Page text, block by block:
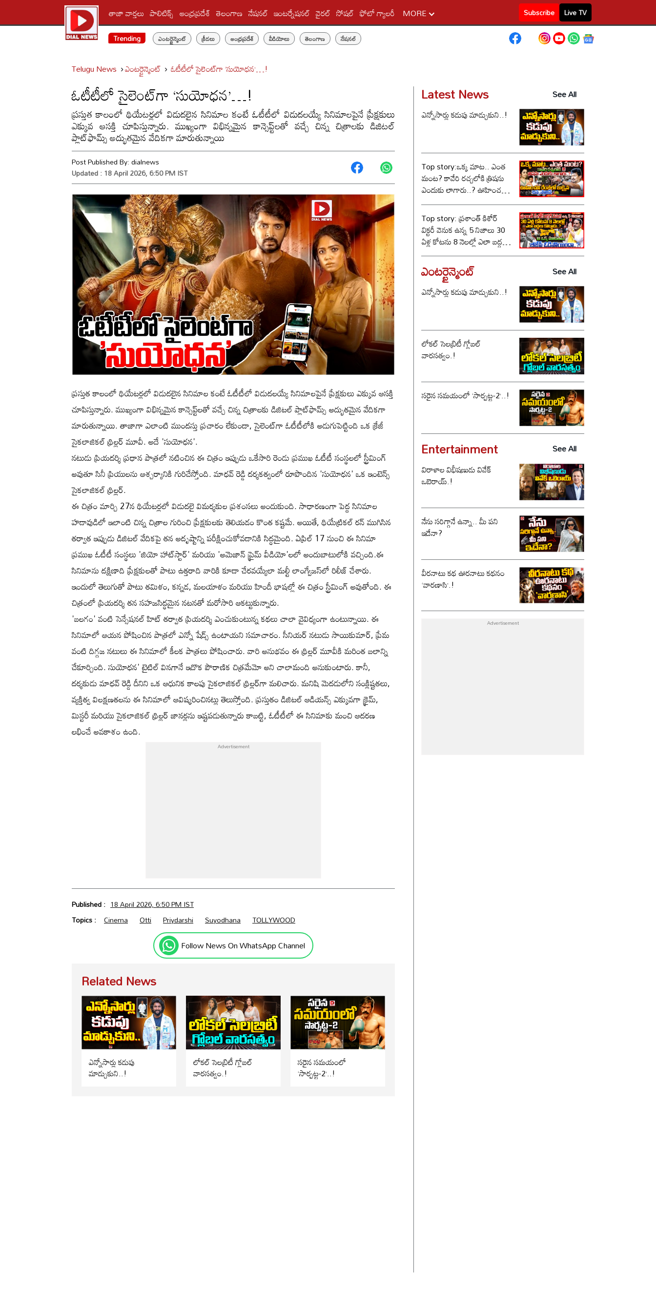
తాజా వార్తలు పాలిటిక్స్‌ ఆంధ్రప్రదేశ్ తెలంగాణ నేషనల్ ఇంటర్నేషనల్ వైరల్ సోషల్ ఫోటో గ్యాలరీ MORE Subscribe
Live TV
Trending
ఎంటర్టైన్మెంట్ క్రీడలు ఆంధ్రప్రదేశ్ వీడియోలు తెలంగాణ నేషనల్
Telugu News ఎంటర్టైన్మెంట్ ఓటీటీలో సైలెంట్‌గా ‘సుయోధన’…!
ఓటీటీలో సైలెంట్‌గా ‘సుయోధన’…!
ప్రస్తుత కాలంలో థియేటర్లలో విడుదలైన సినిమాల కంటే ఓటీటీలో విడుదలయ్యే సినిమాలపైనే ప్రేక్షకులు
ఎక్కువ ఆసక్తి చూపిస్తున్నారు. ముఖ్యంగా విభిన్నమైన కాన్సెప్ట్‌లతో వచ్చే చిన్న చిత్రాలకు డిజిటల్
ప్లాట్‌ఫామ్స్ అద్భుతమైన వేదికగా మారుతున్నాయి
Post Published By:dialnews
Updated : 18 April 2026, 6:50 PM IST
ప్రస్తుత కాలంలో థియేటర్లలో విడుదలైన సినిమాల కంటే ఓటీటీలో విడుదలయ్యే సినిమాలపైనే ప్రేక్షకులు ఎక్కువ ఆసక్తి
చూపిస్తున్నారు. ముఖ్యంగా విభిన్నమైన కాన్సెప్ట్‌లతో వచ్చే చిన్న చిత్రాలకు డిజిటల్ ప్లాట్‌ఫామ్స్ అద్భుతమైన వేదికగా
మారుతున్నాయి. తాజాగా ఎలాంటి ముందస్తు ప్రచారం లేకుండా, సైలెంట్‌గా ఓటీటీలోకి అడుగుపెట్టింది ఒక క్రేజీ
సైకలాజికల్ థ్రిల్లర్ మూవీ. అదే 'సుయోధన'.
నటుడు ప్రియదర్శి ప్రధాన పాత్రలో నటించిన ఈ చిత్రం ఇప్పుడు ఒకేసారి రెండు ప్రముఖ ఓటీటీ సంస్థలలో స్ట్రీమింగ్
అవుతూ సినీ ప్రియులను ఆశ్చర్యానికి గురిచేస్తోంది. మాధవ్ రెడ్డి దర్శకత్వంలో రూపొందిన 'సుయోధన' ఒక ఇంటెన్స్
సైకలాజికల్ థ్రిల్లర్.
ఈ చిత్రం మార్చి 27న థియేటర్లలో విడుదలై విమర్శకుల ప్రశంసలు అందుకుంది. సాధారణంగా పెద్ద సినిమాల
హడావుడిలో ఇలాంటి చిన్న చిత్రాల గురించి ప్రేక్షకులకు తెలియడం కొంత కష్టమే. అయితే, థియేట్రికల్ రన్ ముగిసిన
తర్వాత ఇప్పుడు డిజిటల్ వేదికపై తన అదృష్టాన్ని పరీక్షించుకోవడానికి సిద్ధమైంది. ఏప్రిల్ 17 నుంచి ఈ సినిమా
ప్రముఖ ఓటీటీ సంస్థలు 'జియో హాట్‌స్టార్' మరియు 'అమెజాన్ ప్రైమ్ వీడియో'లలో అందుబాటులోకి వచ్చింది.ఈ
సినిమాను దక్షిణాది ప్రేక్షకులతో పాటు ఉత్తరాది వారికి కూడా చేరవయ్యేలా మల్టీ లాంగ్వేజస్‌లో రిలీజ్ చేశారు.
ఇందులో తెలుగుతో పాటు తమిళం, కన్నడ, మలయాళం మరియు హిందీ భాషల్లో ఈ చిత్రం స్ట్రీమింగ్ అవుతోంది. ఈ
చిత్రంలో ప్రియదర్శి తన సహజసిద్ధమైన నటనతో మరోసారి ఆకట్టుకున్నారు.
'బలగం' వంటి సెన్సేషనల్ హిట్ తర్వాత ప్రియదర్శి ఎంచుకుంటున్న కథలు చాలా వైవిధ్యంగా ఉంటున్నాయి. ఈ
సినిమాలో ఆయన పోషించిన పాత్రలో ఎన్నో షేడ్స్ ఉంటాయని సమాచారం. సీనియర్ నటుడు సాయికుమార్, ప్రేమ
వంటి దిగ్గజ నటులు ఈ సినిమాలో కీలక పాత్రలు పోషించారు. వారి అనుభవం ఈ థ్రిల్లర్ మూవీకి మరింత బలాన్ని
చేకూర్చింది. సుయోధన' టైటిల్ వినగానే ఇదొక పౌరాణిక చిత్రమేమో అని చాలామంది అనుకుంటారు. కానీ,
దర్శకుడు మాధవ్ రెడ్డి దీనిని ఒక ఆధునిక కాలపు సైకలాజికల్ థ్రిల్లర్‌గా మలిచారు. మనిషి మెదడులోని సంక్లిష్టతలు,
వ్యక్తిత్వ విలక్షణతలను ఈ సినిమాలో ఆవిష్కరించినట్లు తెలుస్తోంది. ప్రస్తుతం డిజిటల్ ఆడియన్స్ ఎక్కువగా క్రైమ్,
మిస్టరీ మరియు సైకలాజికల్ థ్రిల్లర్ జానర్లను ఇష్టపడుతున్నారు కాబట్టి, ఓటీటీలో ఈ సినిమాకు మంచి ఆదరణ
లభించే అవకాశం ఉంది.
Published : 18 April 2026, 6:50 PM IST
Topics : Cinema Otti Priydarshi Suyodhana TOLLYWOOD
Follow News On WhatsApp Channel
Related News
ఎన్నోసార్లు కడుపు
మాడ్చుకుని..!
లోకల్ సెలబ్రిటీ గ్లోబల్
వారసత్వం.!
సరైన సమయంలో
‘సార్పట్ట-2’..!
Latest News
See All
ఎన్నోసార్లు కడుపు మాడ్చుకుని..!
Top story:ఒక్క మాట.. ఎంత
మంట? కావేరి రచ్చలోకి త్రిషను
ఎందుకు లాగారు..? ఊహించని
రేంజ్ లో బుక్కైన చిన్న స్టాలిన్..!
Top story: ప్రశాంత్ కిశోర్
విక్టరీ వెనుక ఉన్న 5 నిజాలు 30
ఏళ్ల కోటను 8 నెలల్లో ఎలా బద్దలు
కొట్టాడు..? ఆ ఒక్క మాటతోనే
బీజేపీ ఓడిపోయిందా..?
ఎంటర్టైన్మెంట్
See All
ఎన్నోసార్లు కడుపు మాడ్చుకుని..!
లోకల్ సెలబ్రిటీ గ్లోబల్
వారసత్వం.!
సరైన సమయంలో ‘సార్పట్ట-2’..!
Entertainment
See All
విరాళాల విభీషణుడు వివేక్
ఒబెరాయ్.!
నేను సరిగ్గానే ఉన్నా.. మీ పని
ఇదేనా?
వీరనాటు కథ ఊరనాటు కథనం
‘వారణాసి’.!